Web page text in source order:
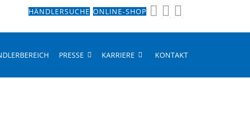
HÄNDLERSUCHE ONLINE-SHOP
PRESSE KARRIERE KONTAKT